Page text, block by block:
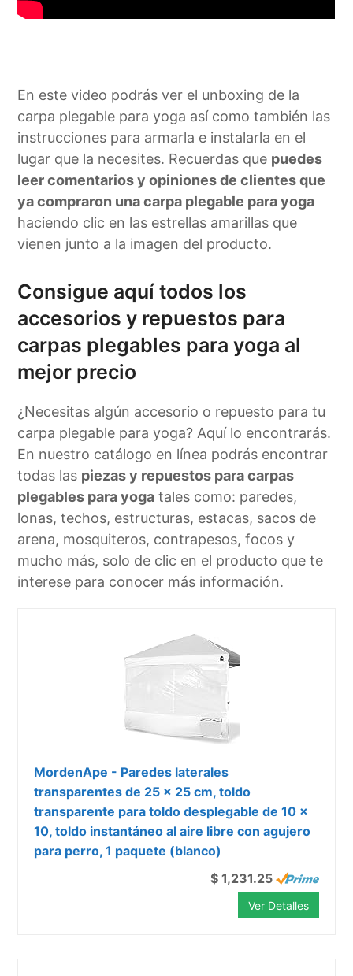
En este video podrás ver el unboxing de la
carpa plegable para yoga así como también las
instrucciones para armarla e instalarla en el
lugar que la necesites. Recuerdas que puedes
leer comentarios y opiniones de clientes que
ya compraron una carpa plegable para yoga
haciendo clic en las estrellas amarillas que
vienen junto a la imagen del producto.
Consigue aquí todos los
accesorios y repuestos para
carpas plegables para yoga al
mejor precio
¿Necesitas algún accesorio o repuesto para tu
carpa plegable para yoga? Aquí lo encontrarás.
En nuestro catálogo en línea podrás encontrar
todas las piezas y repuestos para carpas
plegables para yoga tales como: paredes,
lonas, techos, estructuras, estacas, sacos de
arena, mosquiteros, contrapesos, focos y
mucho más, solo de clic en el producto que te
interese para conocer más información.
MordenApe - Paredes laterales
transparentes de 25 x 25 cm, toldo
transparente para toldo desplegable de 10 x
10, toldo instantáneo al aire libre con agujero
para perro, 1 paquete (blanco)
$ 1,231.25
Ver Detalles